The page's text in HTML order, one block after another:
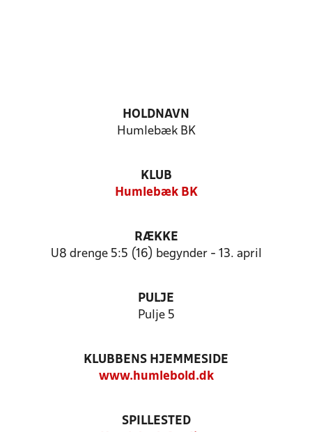
HOLDNAVN
Humlebæk BK
KLUB
Humlebæk BK
RÆKKE
U8 drenge 5:5 (16) begynder - 13. april
PULJE
Pulje 5
KLUBBENS HJEMMESIDE
www.humlebold.dk
SPILLESTED